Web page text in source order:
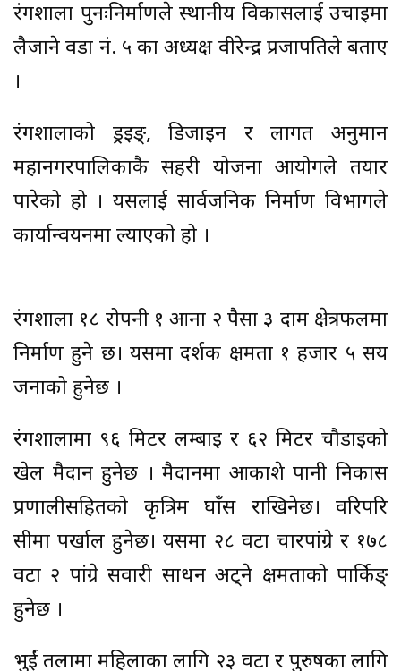
रंगशाला पुनःनिर्माणले स्थानीय विकासलाई उचाइमा
लैजाने वडा नं. ५ का अध्यक्ष वीरेन्द्र प्रजापतिले बताए
।
रंगशालाको ड्रइङ्, डिजाइन र लागत अनुमान
महानगरपालिकाकै सहरी योजना आयोगले तयार
पारेको हो । यसलाई सार्वजनिक निर्माण विभागले
कार्यान्वयनमा ल्याएको हो ।
रंगशाला १८ रोपनी १ आना २ पैसा ३ दाम क्षेत्रफलमा
निर्माण हुने छ। यसमा दर्शक क्षमता १ हजार ५ सय
जनाको हुनेछ ।
रंगशालामा ९६ मिटर लम्बाइ र ६२ मिटर चौडाइको
खेल मैदान हुनेछ । मैदानमा आकाशे पानी निकास
प्रणालीसहितको कृत्रिम घाँस राखिनेछ। वरिपरि
सीमा पर्खाल हुनेछ। यसमा २८ वटा चारपांग्रे र १७८
वटा २ पांग्रे सवारी साधन अट्ने क्षमताको पार्किङ्
हुनेछ ।
भुईं तलामा महिलाका लागि २३ वटा र पुरुषका लागि